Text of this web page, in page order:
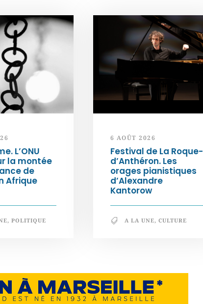
L’ONU
la montée
de
Afrique
, POLITIQUE
6 AOÛT 2026
Festival de La Roque-
d’Anthéron. Les
orages pianistiques
d’Alexandre
Kantorow
A LA UNE, CULTURE